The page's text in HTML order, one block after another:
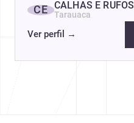
CE CALHAS E RUFOS
Tarauaca
Ver perfil →